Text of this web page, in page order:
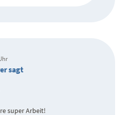
sagt
super Arbeit!